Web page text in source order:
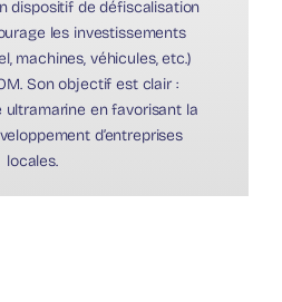
dispositif de défiscalisation
les investissements
machines, véhicules, etc.)
Son objectif est clair :
ultramarine en favorisant la
d’entreprises
locales.